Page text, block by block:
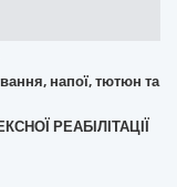
напої, тютюн та
РЕАБІЛІТАЦІЇ